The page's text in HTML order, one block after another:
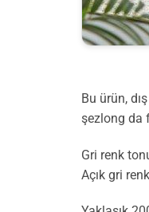
Bu ürün,
şezlong da
Gri renk
Açık gri